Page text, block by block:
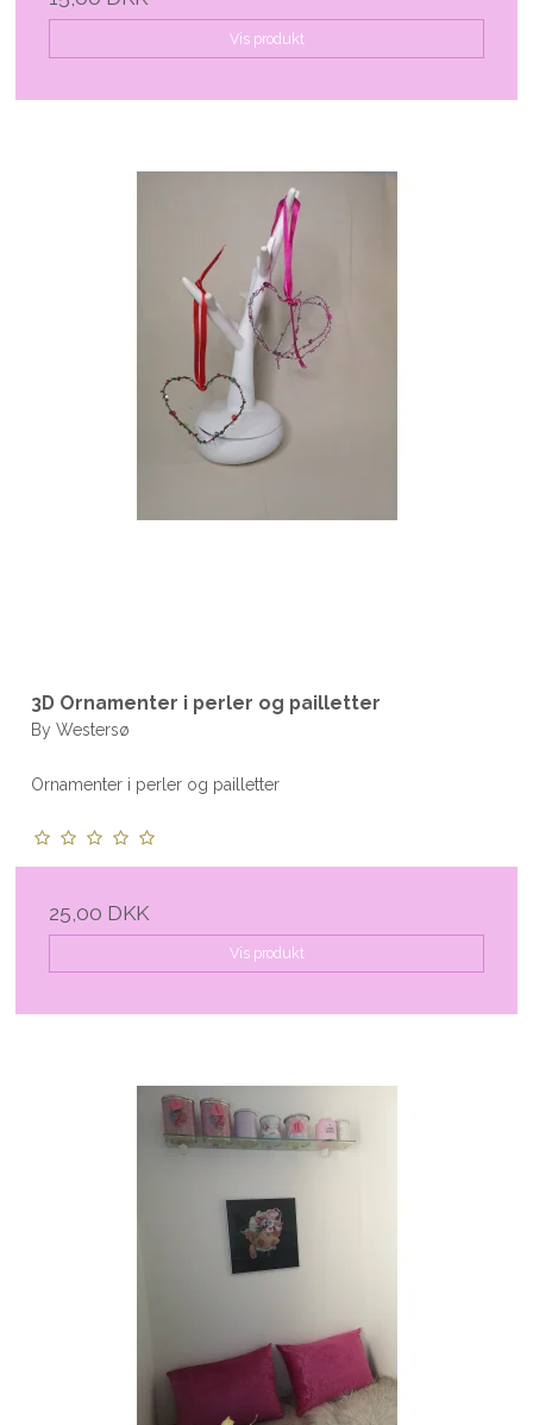
Vis produkt
3D Ornamenter i perler og pailletter
By Westersø
Ornamenter i perler og pailletter
25,00 DKK
Vis produkt